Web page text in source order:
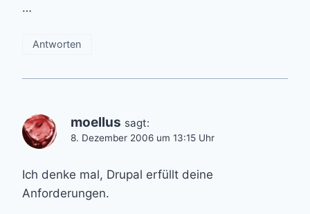
…
Antworten
moellus sagt:
8. Dezember 2006 um 13:15 Uhr
Ich denke mal, Drupal erfüllt deine
Anforderungen.